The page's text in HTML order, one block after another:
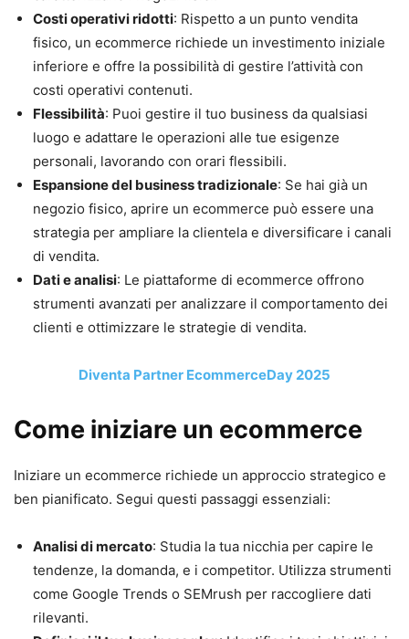
Costi operativi ridotti: Rispetto a un punto vendita
fisico, un ecommerce richiede un investimento iniziale
inferiore e offre la possibilità di gestire l’attività con
costi operativi contenuti.
Flessibilità: Puoi gestire il tuo business da qualsiasi
luogo e adattare le operazioni alle tue esigenze
personali, lavorando con orari flessibili.
Espansione del business tradizionale: Se hai già un
negozio fisico, aprire un ecommerce può essere una
strategia per ampliare la clientela e diversificare i canali
di vendita.
Dati e analisi: Le piattaforme di ecommerce offrono
strumenti avanzati per analizzare il comportamento dei
clienti e ottimizzare le strategie di vendita.
Diventa Partner EcommerceDay 2025
Come iniziare un ecommerce
Iniziare un ecommerce richiede un approccio strategico e
ben pianificato. Segui questi passaggi essenziali:
Analisi di mercato: Studia la tua nicchia per capire le
tendenze, la domanda, e i competitor. Utilizza strumenti
come Google Trends o SEMrush per raccogliere dati
rilevanti.